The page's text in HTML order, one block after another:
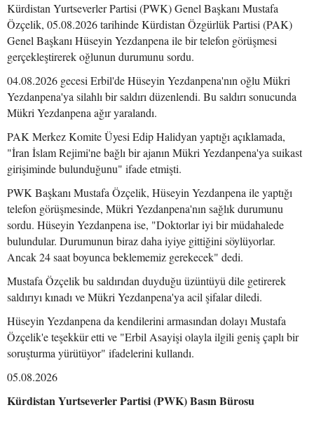
Kürdistan Yurtseverler Partisi (PWK) Genel Başkanı Mustafa
Özçelik, 05.08.2026 tarihinde Kürdistan Özgürlük Partisi (PAK)
Genel Başkanı Hüseyin Yezdanpena ile bir telefon görüşmesi
gerçekleştirerek oğlunun durumunu sordu.
04.08.2026 gecesi Erbil'de Hüseyin Yezdanpena'nın oğlu Mükri
Yezdanpena'ya silahlı bir saldırı düzenlendi. Bu saldırı sonucunda
Mükri Yezdanpena ağır yaralandı.
PAK Merkez Komite Üyesi Edip Halidyan yaptığı açıklamada,
"İran İslam Rejimi'ne bağlı bir ajanın Mükri Yezdanpena'ya suikast
girişiminde bulunduğunu" ifade etmişti.
PWK Başkanı Mustafa Özçelik, Hüseyin Yezdanpena ile yaptığı
telefon görüşmesinde, Mükri Yezdanpena'nın sağlık durumunu
sordu. Hüseyin Yezdanpena ise, "Doktorlar iyi bir müdahalede
bulundular. Durumunun biraz daha iyiye gittiğini söylüyorlar.
Ancak 24 saat boyunca beklememiz gerekecek" dedi.
Mustafa Özçelik bu saldırıdan duyduğu üzüntüyü dile getirerek
saldırıyı kınadı ve Mükri Yezdanpena'ya acil şifalar diledi.
Hüseyin Yezdanpena da kendilerini armasından dolayı Mustafa
Özçelik'e teşekkür etti ve "Erbil Asayişi olayla ilgili geniş çaplı bir
soruşturma yürütüyor" ifadelerini kullandı.
05.08.2026
Kürdistan Yurtseverler Partisi (PWK) Basın Bürosu